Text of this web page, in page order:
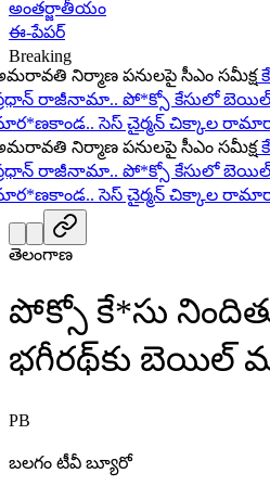
అంతర్జాతీయం
ఈ-పేపర్
Breaking
నిర్మాణ పనులపై సీఎం సమీక్ష
రాజీనామా.. పో*క్సో కేసులో బెయిల్‌పై
సెస్ చైర్మన్ చిక్కాల
నిర్మాణ పనులపై సీఎం సమీక్ష
రాజీనామా.. పో*క్సో కేసులో బెయిల్‌పై
సెస్ చైర్మన్ చిక్కాల
తెలంగాణ
పోక్సో కే*సు
భగీరథ్‌కు బెయిల్
PB
బలగం టీవీ బ్యూరో